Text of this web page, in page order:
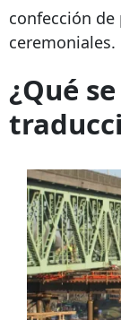
confección
ceremoniales.
¿Qué